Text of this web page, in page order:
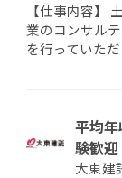
【仕事内容】
業のコンサル
を行っていた
平均
験歓
大東建